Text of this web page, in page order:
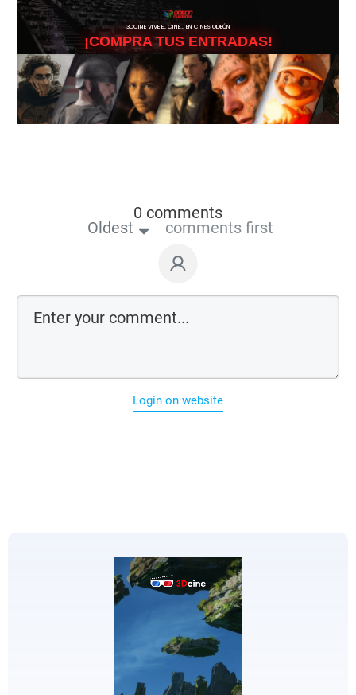
3DCINE VIVE EL CINE… EN CINES ODEÓN
¡COMPRA TUS ENTRADAS!
0 comments
Oldest comments first
Login on website
EDICIONES
ESPECIALES